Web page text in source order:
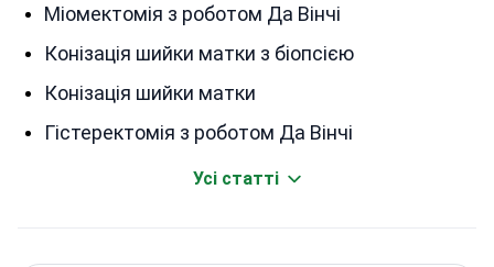
Міомектомія з роботом Да Вінчі
Конізація шийки матки з біопсією
Конізація шийки матки
Гістеректомія з роботом Да Вінчі
Усі статті